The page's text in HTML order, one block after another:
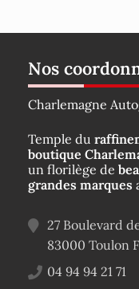
Nos
Charlemagne
Temple du
boutique
un florilège de
grandes marques
27 Boulevard
83000 Toulon
04 94 94 21 71